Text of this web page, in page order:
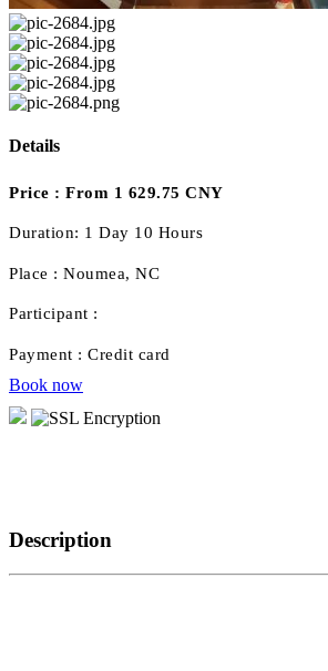
Details
Price : From 1 629.75 CNY
Duration: 1 Day 10 Hours
Place : Noumea, NC
Participant :
Payment : Credit card
Book now
Description